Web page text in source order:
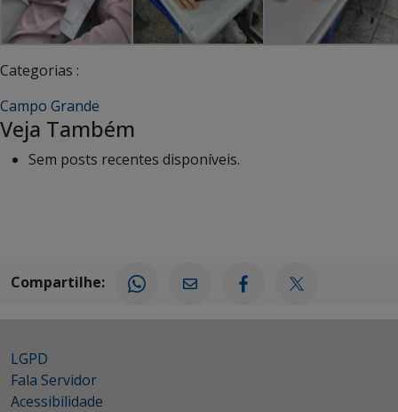
Categorias :
Campo Grande
Veja Também
Sem posts recentes disponíveis.
Compartilhe:
LGPD
Fala Servidor
Acessibilidade